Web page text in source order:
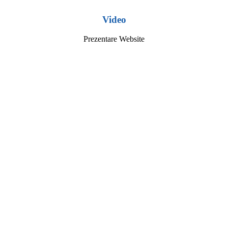
Video
Prezentare Website